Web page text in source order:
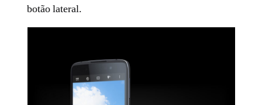
botão lateral.